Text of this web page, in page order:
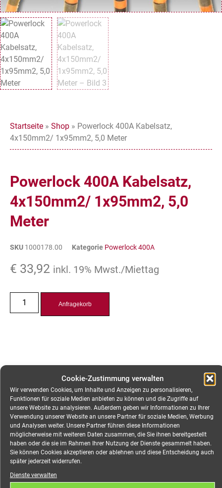
Cookie-Zustimmung verwalten
Wir verwenden Cookies, um Inhalte und Anzeigen zu personalisieren,
Funktionen für soziale Medien anbieten zu können und die Zugriffe auf
unsere Website zu analysieren. Außerdem geben wir Informationen zu Ihrer
Verwendung unserer Website an unsere Partner für soziale Medien, Werbung
und Analysen weiter. Unsere Partner führen diese Informationen
möglicherweise mit weiteren Daten zusammen, die Sie ihnen bereitgestellt
haben oder die sie im Rahmen Ihrer Nutzung der Dienste gesammelt haben.
Sie können Cookies akzeptieren oder ablehnen und diese Entscheidung auch
später jederzeit widerrufen.
Dienste verwalten
Startseite » Shop » Powerlock 400A Kabelsatz,
4x150mm2/ 1x95mm2, 5,0 Meter
Powerlock 400A Kabelsatz,
4x150mm2/ 1x95mm2, 5,0
Meter
SKU 1000178.00 Kategorie Powerlock 400A
€ 33,92 inkl. 19% Mwst./Miettag
Anfragekorb
Beschreibung
Zusätzliche Information